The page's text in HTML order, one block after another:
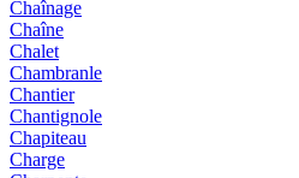
Chaînage
Chaîne
Chalet
Chambranle
Chantier
Chantignole
Chapiteau
Charge